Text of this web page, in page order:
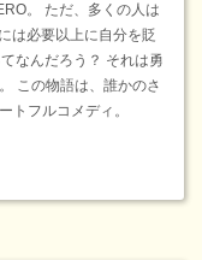
。 ただ、多くの人は
は必要以上に自分を貶
なんだろう？ それは勇
この物語は、誰かのさ
トフルコメディ。